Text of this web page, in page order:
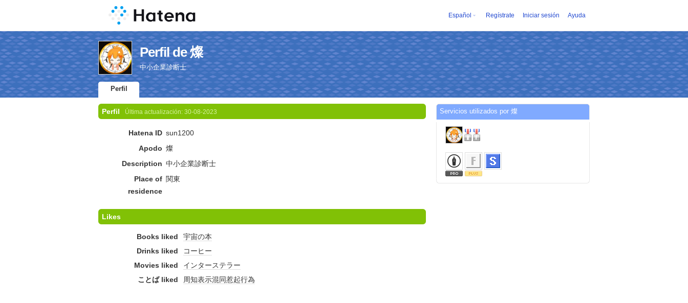
Español Regístrate Iniciar sesión Ayuda
Perfil de 燦
中小企業診断士
Perfil
Perfil Última actualización: 30-08-2023
Hatena ID sun1200
Apodo 燦
Description 中小企業診断士
Place of
residence
関東
Likes
Books liked
宇宙の本
Drinks liked
コーヒー
Movies liked
インターステラー
ことば liked
周知表示混同惹起行為
Servicios utilizados por 燦